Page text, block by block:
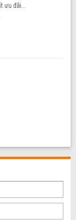
đãi...